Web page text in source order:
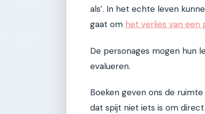
als’. In het echte leven
gaat om het verlies van een
De personages mogen hun
evalueren.
Boeken geven ons de
dat spijt niet iets is om